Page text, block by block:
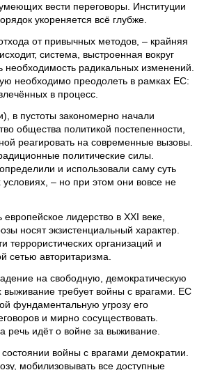
вести переговоры. Институции
укореняется всё глубже.
от привычных методов, – крайняя
система, выстроенная вокруг
необходимость радикальных изменений.
необходимо преодолеть в рамках ЕС:
в процесс.
в пустоты закономерно начали
общества политикой постепенности,
реагировать на современные вызовы.
политические силы.
и использовали саму суть
– но при этом они вовсе не
лидерство в XXI веке,
носят экзистенциальный характер.
организаций и
сетью авторитаризма.
на свободную, демократическую
требует войны с врагами. ЕС
фундаментальную угрозу его
и мирно сосуществовать.
речь идёт о войне за выживание.
войны с врагами демократии.
мобилизовывать все доступные